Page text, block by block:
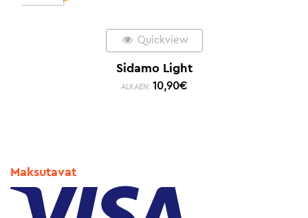
Quickview
Sidamo Light
ALKAEN: 10,90€
Maksutavat